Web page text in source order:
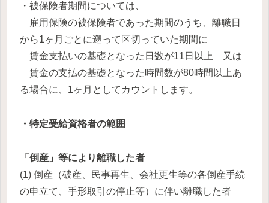
・被保険者期間については、
雇用保険の被保険者であった期間のうち、離職日
から1ヶ月ごとに遡って区切っていた期間に
賃金支払いの基礎となった日数が11日以上 又は
賃金の支払の基礎となった時間数が80時間以上あ
る場合に、1ヶ月としてカウントします。
・特定受給資格者の範囲
「倒産」等により離職した者
(1) 倒産（破産、民事再生、会社更生等の各倒産手続
の申立て、手形取引の停止等）に伴い離職した者